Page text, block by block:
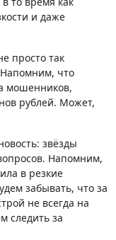
и даже
просто так
Напомним, что
мошенников,
рублей. Может,
звёзды
Напомним,
в резкие
забывать, что за
не всегда на
следить за